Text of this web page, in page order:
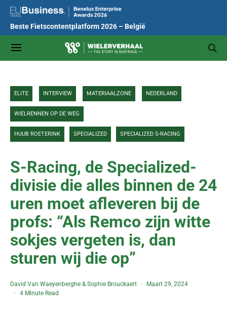
Beste Fietscontentplatform 2026 – België
ELITE INTERVIEW MATERIAALZONE NEDERLAND
WIELRENNEN OP DE WEG
HUUB ROETERINK SPECIALIZED SPECIALIZED S-RACING
S-Racing, de Specialized-
divisie die alles binnen de 24
uren moet afleveren bij de
profs: “Als Remco zijn witte
sokjes vergeten is, dan
sturen wij die op”
David Van Waeyenberghe &Sophie Brouckaert
Maart 29, 2024
4 Minute Read